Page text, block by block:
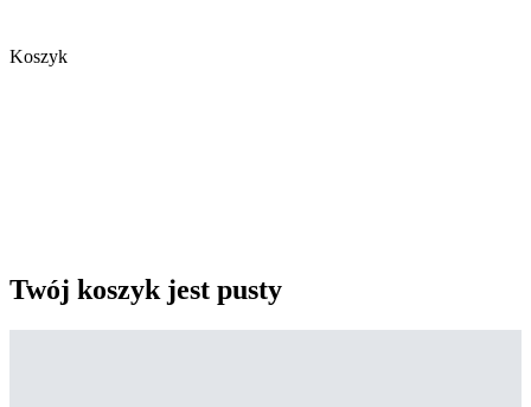
Koszyk
Twój koszyk jest pusty